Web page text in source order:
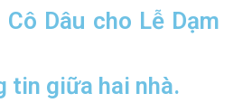
Dâu cho Lễ Dạm
tin giữa hai nhà.